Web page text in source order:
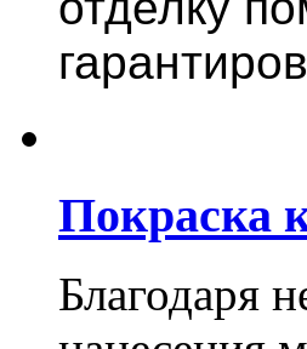
Покраска
Благодаря